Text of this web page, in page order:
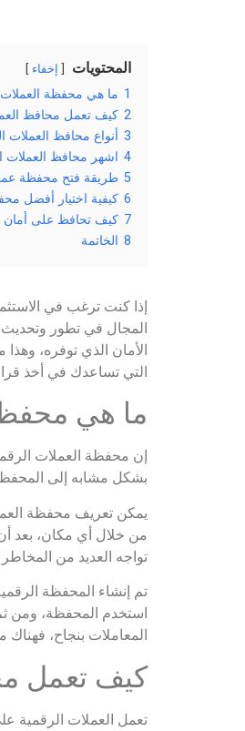
المحتويات إخفاء
1 ما هي محفظة العملات
2 كيف تعمل محافظ
3 أنواع محافظ العملات
4 اشهر محافظ العملات
5 طريقة فتح محفظة
6 كيفية اختيار أفضل
7 كيف تحافظ على أمان
8 الخاتمة
إذا كنت ترغب في
المجال في تطور وتحديث
الأمان الذي توفره،
التي تساعدك في أخذ
ما هي
إن محفظة العملات
بشكل مشابه إلى المحفظة
يمكن تعريف محفظة
من خلال أي مكان، بعد
تواجه العديد من المخاطر
تم إنشاء المحفظة
المعاملات بنجاح،
كيف تعمل
تعمل العملات الرقمية